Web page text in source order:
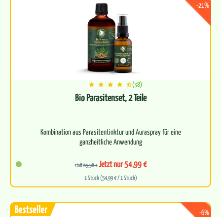
-21%
(38)
Bio Parasitenset, 2 Teile
Kombination aus Parasitentinktur und Auraspray für eine
ganzheitliche Anwendung
Befreit deinen Körper auf allen Ebenen
Begl…
statt69,98 €Jetzt nur 54,99 €
1 Stück (54,99 € / 1 Stück)
-6%